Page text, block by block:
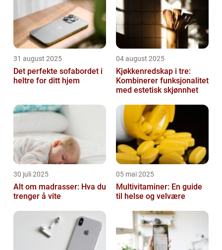
31 august 2025
Det perfekte sofabordet i
heltre for ditt hjem
04 august 2025
Kjøkkenredskap i tre:
Kombinerer funksjonalitet
med estetisk skjønnhet
30 juli 2025
Alt om madrasser: Hva du
trenger å vite
05 mai 2025
Multivitaminer: En guide
til helse og velvære